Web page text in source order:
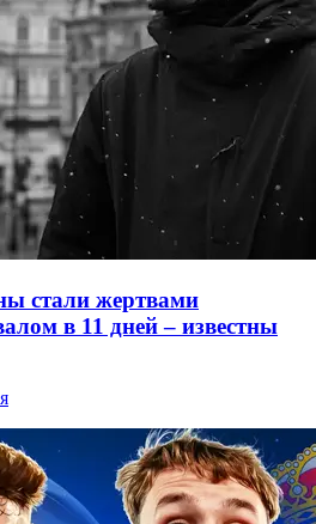
стали жертвами
в 11 дней – известны